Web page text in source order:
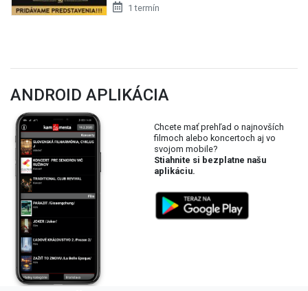
1 termín
ANDROID APLIKÁCIA
Chcete mať prehľad o najnovších
filmoch alebo koncertoch aj vo
svojom mobile?
Stiahnite si bezplatne našu
aplikáciu.